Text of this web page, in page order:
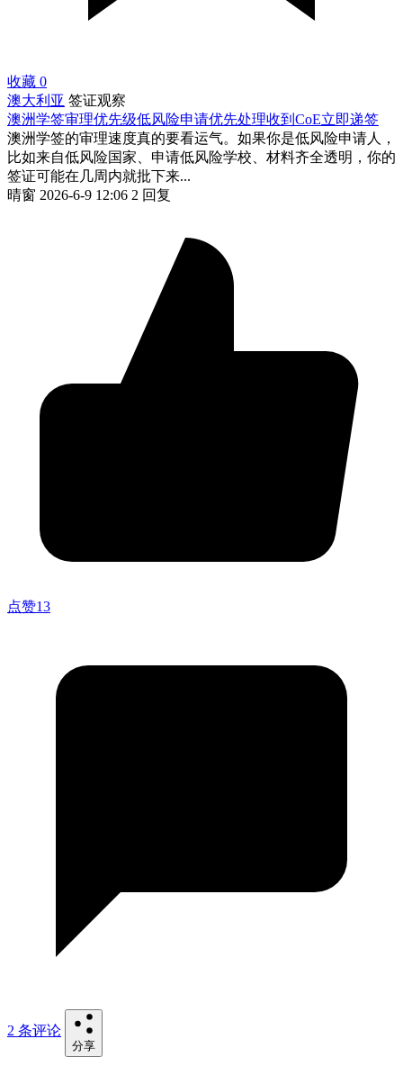
收藏 0
澳大利亚 签证观察
澳洲学签审理优先级低风险申请优先处理收到CoE立即递签
澳洲学签的审理速度真的要看运气。如果你是低风险申请人，
比如来自低风险国家、申请低风险学校、材料齐全透明，你的
签证可能在几周内就批下来...
晴窗 2026-6-9 12:06 2 回复
点赞13
2 条评论
分享